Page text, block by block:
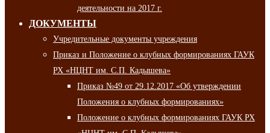
деятельности на 2017 г.
ДОКУМЕНТЫ
Учредительные документы учреждения
Приказ и Положение о клубных формированиях ГАУК
РХ «НЦНТ им. С.П. Кадышева»
Приказ №49 от 29.12.2017 «Об утверждении
Положения о клубных формированиях»
Положение о клубных формированиях ГАУК РХ